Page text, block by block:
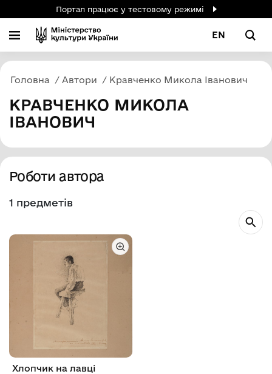
Портал працює у тестовому режимі
EN
Головна Автори Кравченко Микола Іванович
КРАВЧЕНКО МИКОЛА
ІВАНОВИЧ
Роботи автора
1 предметів
Хлопчик на лавці